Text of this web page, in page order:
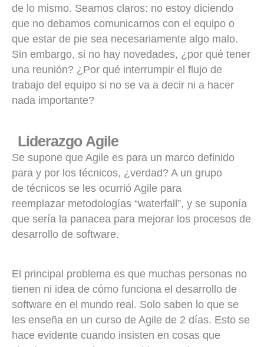
de lo mismo. Seamos claros: no estoy diciendo
que no debamos comunicarnos con el equipo o
que estar de pie sea necesariamente algo malo.
Sin embargo, si no hay novedades, ¿por qué tener
una reunión? ¿Por qué interrumpir el flujo de
trabajo del equipo si no se va a decir ni a hacer
nada importante?
Liderazgo Agile
Se supone que Agile es para un marco definido
para y por los técnicos, ¿verdad? A un grupo
de técnicos se les ocurrió Agile para
reemplazar metodologías “waterfall”, y se suponía
que sería la panacea para mejorar los procesos de
desarrollo de software.
El principal problema es que muchas personas no
tienen ni idea de cómo funciona el desarrollo de
software en el mundo real. Solo saben lo que se
les enseña en un curso de Agile de 2 días. Esto se
hace evidente cuando insisten en cosas que